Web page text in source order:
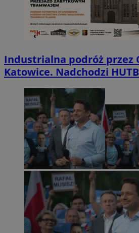
Industrialna podróż przez
Katowice. Nadchodzi